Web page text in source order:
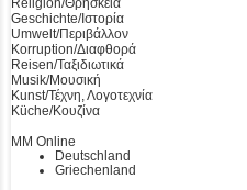
Religion/Θρησκεία
Geschichte/Ιστορία
Umwelt/Περιβάλλον
Korruption/Διαφθορά
Reisen/Ταξιδιωτικά
Musik/Μουσική
Kunst/Τέχνη, Λογοτεχνία
Küche/Κουζίνα
MM Online
Deutschland
Griechenland